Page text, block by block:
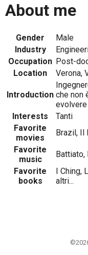
About me
Gender
Male
Industry
Occupation Post-
Location
Verona,
Introduction che non
Interests
Tanti
Favorite
movies
Brazil, Il
Favorite
music
Battiato,
Favorite
books
I Ching,
altri...